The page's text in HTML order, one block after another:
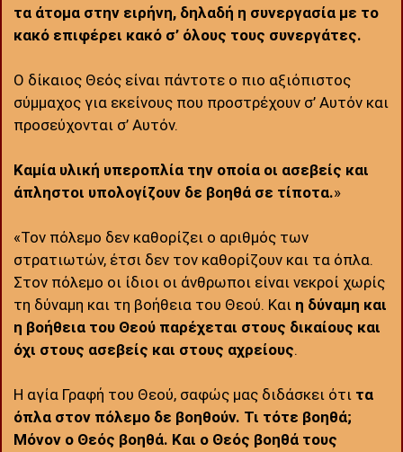
τα άτομα στην ειρήνη, δηλαδή η συνεργασία με το
κακό επιφέρει κακό σ’ όλους τους συνεργάτες.
Ο δίκαιος Θεός είναι πάντοτε ο πιο αξιόπιστος
σύμμαχος για εκείνους που προστρέχουν σ’ Αυτόν και
προσεύχονται σ’ Αυτόν.
Καμία υλική υπεροπλία την οποία οι ασεβείς και
άπληστοι υπολογίζουν δε βοηθά σε τίποτα.»
«Τον πόλεμο δεν καθορίζει ο αριθμός των
στρατιωτών, έτσι δεν τον καθορίζουν και τα όπλα.
Στον πόλεμο οι ίδιοι οι άνθρωποι είναι νεκροί χωρίς
τη δύναμη και τη βοήθεια του Θεού. Και η δύναμη και
η βοήθεια του Θεού παρέχεται στους δικαίους και
όχι στους ασεβείς και στους αχρείους.
Η αγία Γραφή του Θεού, σαφώς μας διδάσκει ότι τα
όπλα στον πόλεμο δε βοηθούν. Τι τότε βοηθά;
Μόνον ο Θεός βοηθά. Και ο Θεός βοηθά τους